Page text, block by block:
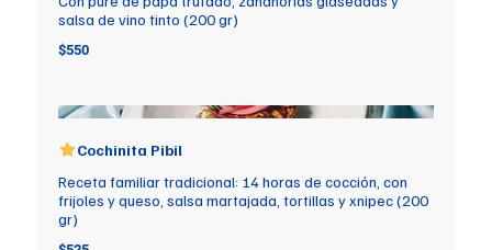
salsa de vino tinto (200 gr)
$550
Cochinita Pibil
Receta familiar tradicional: 14 horas de cocción, con
frijoles y queso, salsa martajada, tortillas y xnipec (200
gr)